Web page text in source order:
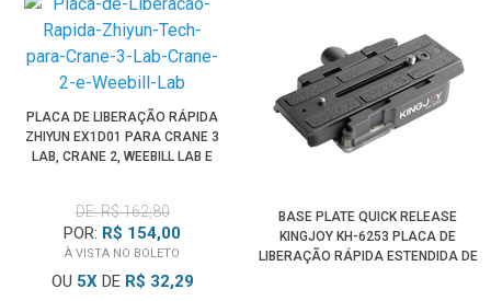
PLACA DE LIBERAÇÃO RÁPIDA
ZHIYUN EX1D01 PARA CRANE 3
LAB, CRANE 2, WEEBILL LAB E
DE: R$ 162,80
POR: R$ 154,00
À VISTA NO BOLETO
OU 5XDE R$ 32,29
BASE PLATE QUICK RELEASE
KINGJOY KH-6253 PLACA DE
LIBERAÇÃO RÁPIDA ESTENDIDA DE